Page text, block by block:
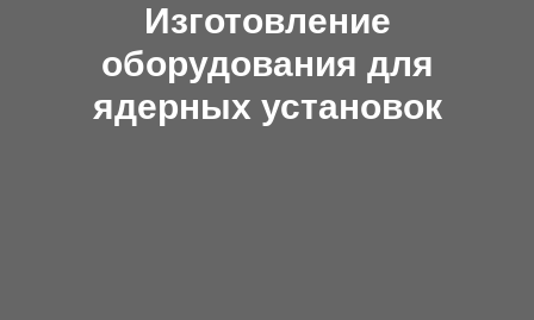
Изготовление
оборудования для
ядерных установок